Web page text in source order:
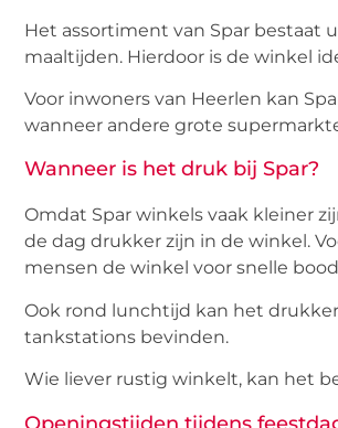
Het assortiment van Spar bestaat
maaltijden. Hierdoor is de winkel
Voor inwoners van Heerlen kan
wanneer andere grote
Wanneer is het druk bij Spar?
Omdat Spar winkels vaak kleiner
de dag drukker zijn in de winkel.
mensen de winkel voor snelle
Ook rond lunchtijd kan het
tankstations bevinden.
Wie liever rustig winkelt, kan het